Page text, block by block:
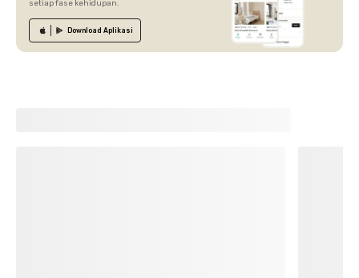
setiap fase kehidupan.
Download Aplikasi